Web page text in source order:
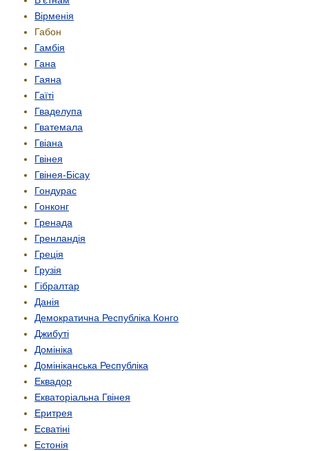
Вірменія
Габон
Гамбія
Гана
Гаяна
Гаїті
Гваделупа
Гватемала
Гвіана
Гвінея
Гвінея-Бісау
Гондурас
Гонконг
Гренада
Гренландія
Греція
Грузія
Гібралтар
Данія
Демократична Республіка Конго
Джибуті
Домініка
Домініканська Республіка
Еквадор
Екваторіальна Гвінея
Еритрея
Есватіні
Естонія